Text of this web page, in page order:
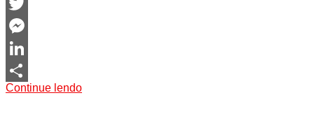
Facebook
Twitter
Messenger
LinkedIn
Share
Continue lendo